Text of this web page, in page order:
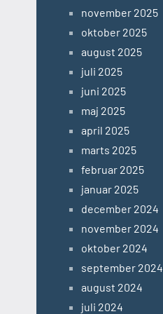
november 2025
oktober 2025
august 2025
juli 2025
juni 2025
maj 2025
april 2025
marts 2025
februar 2025
januar 2025
december 2024
november 2024
oktober 2024
september 2024
august 2024
juli 2024